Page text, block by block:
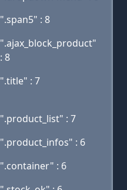
".span5" : 8
".ajax_block_product"
: 8
".title" : 7
".product_list" : 7
".product_infos" : 6
".container" : 6